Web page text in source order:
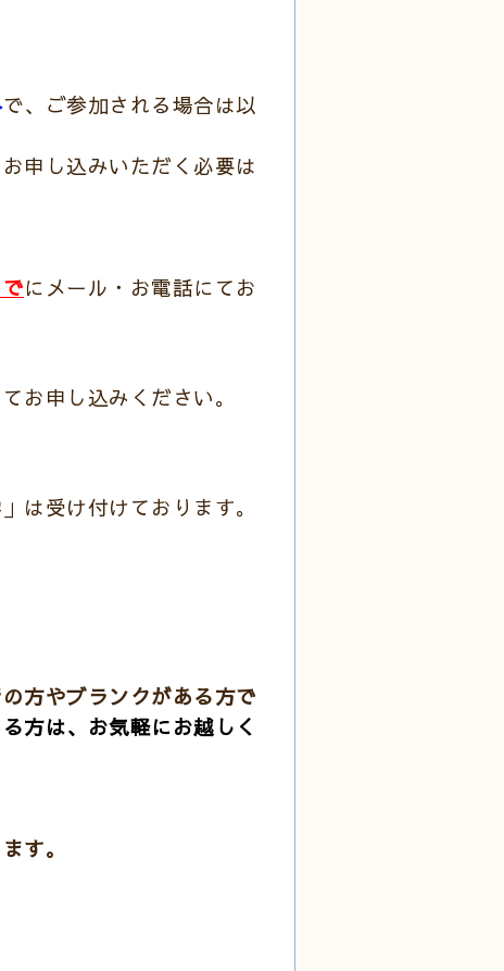
で、ご参加される場合は以
申し込みいただく必要は
にメール・お電話にてお
お申し込みください。
は受け付けております。
方やブランクがある方で
方は、お気軽にお越しく
す。